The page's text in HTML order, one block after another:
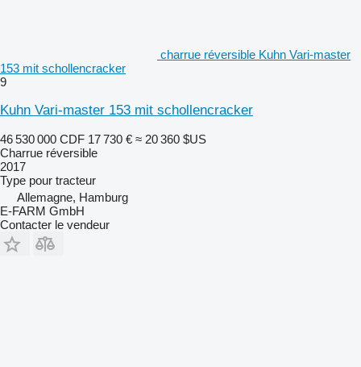
charrue réversible Kuhn Vari-master
153 mit schollencracker
9
Kuhn Vari-master 153 mit schollencracker
46 530 000 CDF 17 730 € ≈ 20 360 $US
Charrue réversible
2017
Type pour tracteur
Allemagne, Hamburg
E-FARM GmbH
Contacter le vendeur